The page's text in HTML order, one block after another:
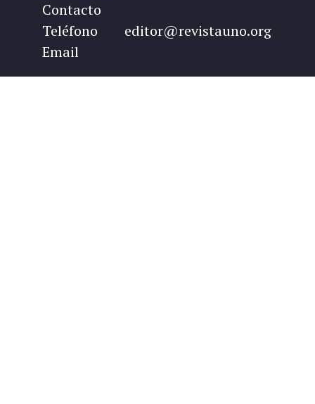
Contacto
Teléfono
Email
editor@revistauno.org